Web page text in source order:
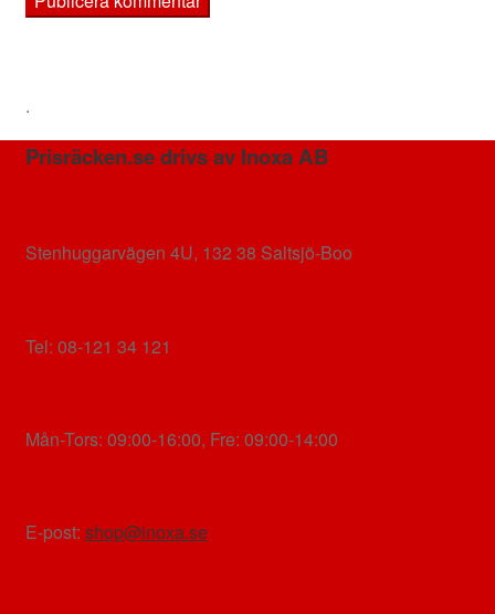
.
Prisräcken.se drivs av Inoxa AB
Stenhuggarvägen 4U, 132 38 Saltsjö-Boo
Tel: 08-121 34 121
Mån-Tors: 09:00-16:00, Fre: 09:00-14:00
E-post: shop@inoxa.se